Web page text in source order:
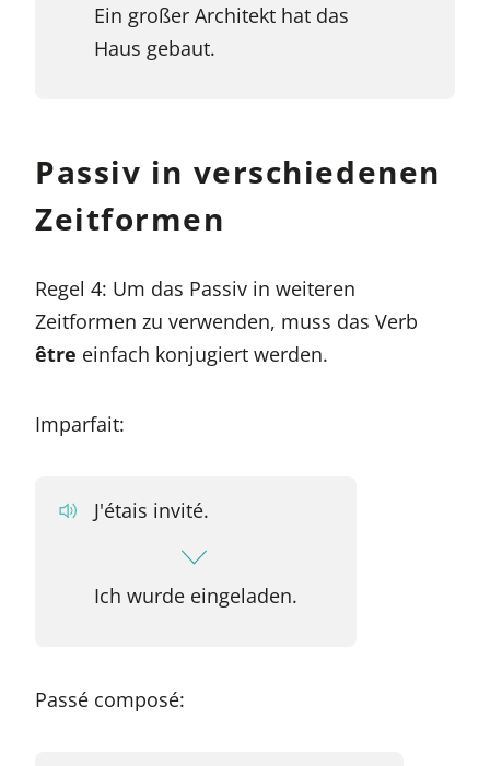
Ein großer Architekt hat das
Haus gebaut.
Passiv in verschiedenen
Zeitformen
Regel 4: Um das Passiv in weiteren
Zeitformen zu verwenden, muss das Verb
être einfach konjugiert werden.
Imparfait:
J'étais invité.
Ich wurde eingeladen.
Passé composé: